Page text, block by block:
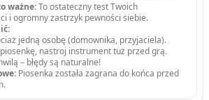
ważne:To ostateczny test Twoich
i ogromny zastrzyk pewności siebie.
jedną osobę (domownika, przyjaciela).
nastroj instrument tuż przed grą.
– błędy są naturalne!
Piosenka została zagrana do końca przed